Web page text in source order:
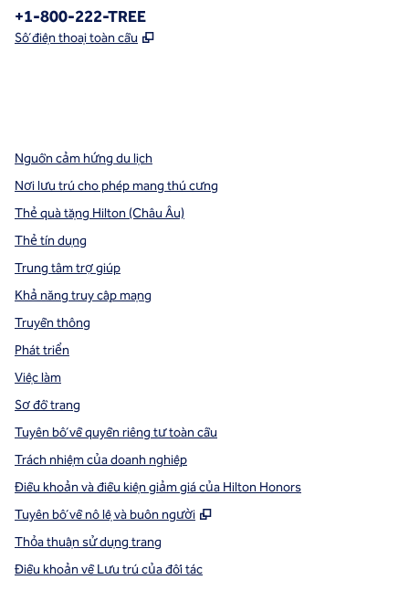
Điện thoại:
+1-800-222-TREE
Số điện thoại toàn cầu ,
Nguồn cảm hứng du lịch
Nơi lưu trú cho phép mang thú cưng
Thẻ quà tặng Hilton (Châu Âu)
Thẻ tín dụng
Trung tâm trợ giúp
Khả năng truy cập mạng
Truyền thông
Phát triển
Việc làm
Sơ đồ trang
Tuyên bố về quyền riêng tư toàn cầu
Trách nhiệm của doanh nghiệp
Điều khoản và điều kiện giảm giá của Hilton Honors
Tuyên bố về nô lệ và buôn người
,
Thỏa thuận sử dụng trang
Điều khoản về Lưu trú của đối tác